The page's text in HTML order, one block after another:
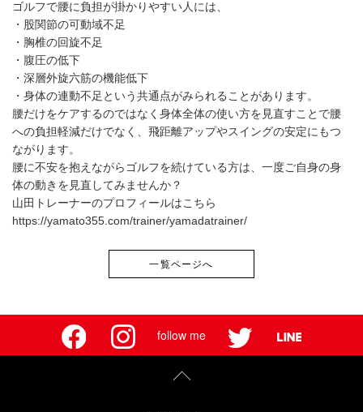
ゴルフで腰に負担が掛かりやすい人には、
・股関節の可動域不足
・胸椎の回旋不足
・腹圧の低下
・深層外旋六筋の機能低下
・身体の連動不足という共通点がみられることがあります。
腰だけをケアするのではなく身体全体の使い方を見直すことで腰
への負担軽減だけでなく、飛距離アップやスイングの安定にもつ
ながります。
腰に不安を抱えながらゴルフを続けている方は、一度ご自身の身
体の動きを見直してみませんか？
山田トレーナーのプロフィールはこちら
https://yamato355.com/trainer/yamadatrainer/
一覧ページへ
follow me